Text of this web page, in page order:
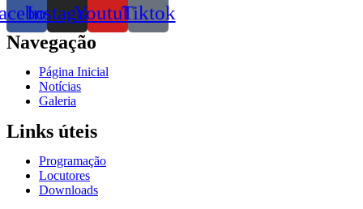
InstagramYoutubeTiktok
Navegação
Página Inicial
Notícias
Galeria
Links úteis
Programação
Locutores
Downloads